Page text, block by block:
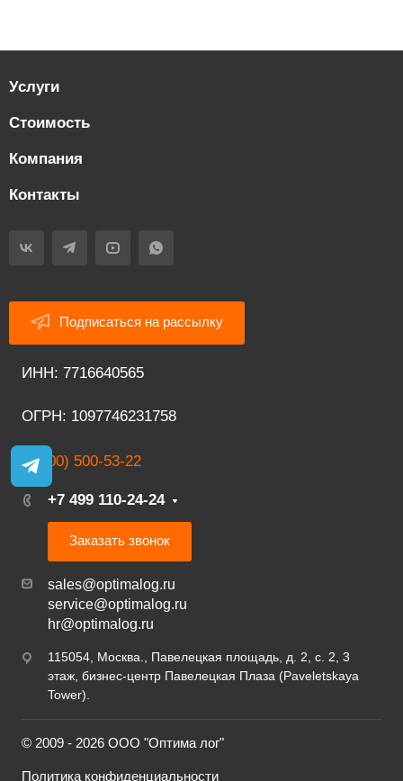
Услуги
Стоимость
Компания
Контакты
Подписаться на рассылку
ИНН: 7716640565
ОГРН: 1097746231758
8 (800) 500-53-22
+7 499 110-24-24
Заказать звонок
sales@optimalog.ru
service@optimalog.ru
hr@optimalog.ru
115054, Москва., Павелецкая площадь, д. 2, с. 2, 3
этаж, бизнес-центр Павелецкая Плаза (Paveletskaya
Tower).
© 2009 - 2026 ООО "Оптима лог"
Политика конфиденциальности